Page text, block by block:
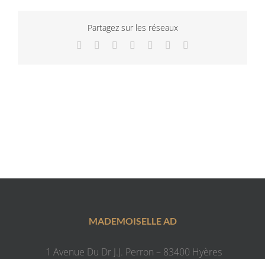
Partagez sur les réseaux
Facebook
TwitterLinkedInWhatsApp
TumblrPinterest
MADEMOISELLE AD
1 Avenue Du Dr J.J. Perron – 83400 Hyères